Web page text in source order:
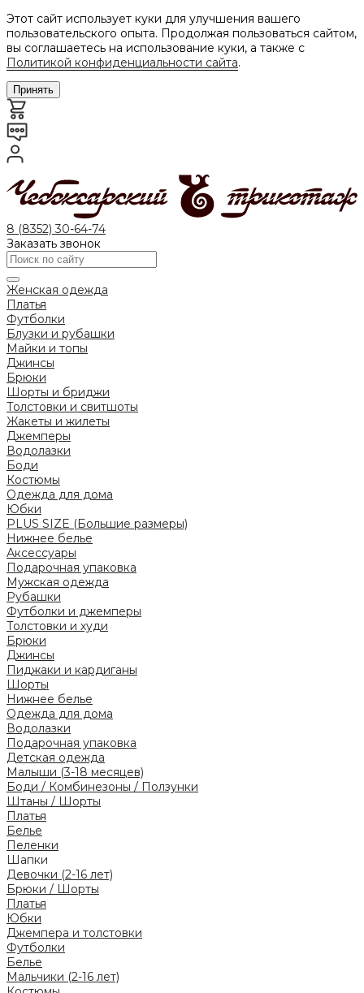
Этот сайт использует куки для улучшения вашего
пользовательского опыта. Продолжая пользоваться сайтом,
вы соглашаетесь на использование куки, а также с
Политикой конфиденциальности сайта.
Принять
8 (8352) 30-64-74
Заказать звонок
Женская одежда
Платья
Футболки
Блузки и рубашки
Майки и топы
Джинсы
Брюки
Шорты и бриджи
Толстовки и свитшоты
Жакеты и жилеты
Джемперы
Водолазки
Боди
Костюмы
Одежда для дома
Юбки
PLUS SIZE (Большие размеры)
Нижнее белье
Аксессуары
Подарочная упаковка
Мужская одежда
Рубашки
Футболки и джемперы
Толстовки и худи
Брюки
Джинсы
Пиджаки и кардиганы
Шорты
Нижнее белье
Одежда для дома
Водолазки
Подарочная упаковка
Детская одежда
Малыши (3-18 месяцев)
Боди / Комбинезоны / Ползунки
Штаны / Шорты
Платья
Белье
Пеленки
Шапки
Девочки (2-16 лет)
Брюки / Шорты
Платья
Юбки
Джемпера и толстовки
Футболки
Белье
Мальчики (2-16 лет)